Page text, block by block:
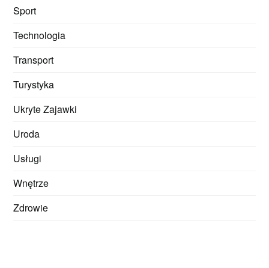
Sport
Technologia
Transport
Turystyka
Ukryte Zajawki
Uroda
Usługi
Wnętrze
Zdrowie